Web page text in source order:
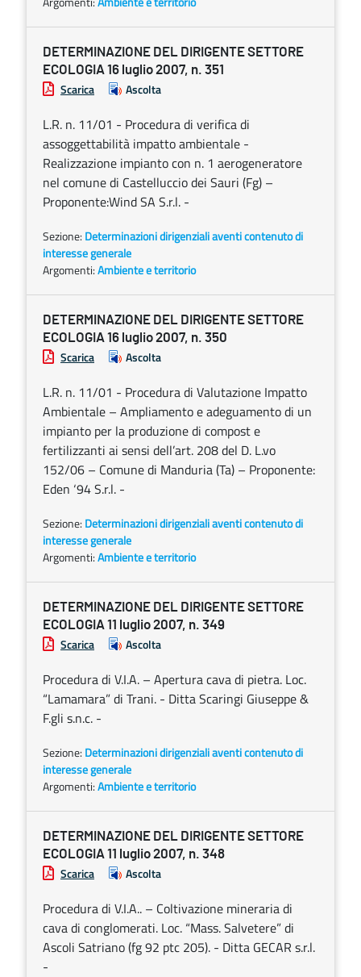
DETERMINAZIONE DEL DIRIGENTE SETTORE
ECOLOGIA 16 luglio 2007, n. 351
Scarica Ascolta
L.R. n. 11/01 - Procedura di verifica di
assoggettabilità impatto ambientale -
Realizzazione impianto con n. 1 aerogeneratore
nel comune di Castelluccio dei Sauri (Fg) –
Proponente:Wind SA S.r.l. -
Sezione: Determinazioni dirigenziali aventi contenuto di
interesse generale
Argomenti:Ambiente e territorio
DETERMINAZIONE DEL DIRIGENTE SETTORE
ECOLOGIA 16 luglio 2007, n. 350
Scarica Ascolta
L.R. n. 11/01 - Procedura di Valutazione Impatto
Ambientale – Ampliamento e adeguamento di un
impianto per la produzione di compost e
fertilizzanti ai sensi dell’art. 208 del D. L.vo
152/06 – Comune di Manduria (Ta) – Proponente:
Eden ‘94 S.r.l. -
Sezione: Determinazioni dirigenziali aventi contenuto di
interesse generale
Argomenti:Ambiente e territorio
DETERMINAZIONE DEL DIRIGENTE SETTORE
ECOLOGIA 11 luglio 2007, n. 349
Scarica Ascolta
Procedura di V.I.A. – Apertura cava di pietra. Loc.
“Lamamara” di Trani. - Ditta Scaringi Giuseppe &
F.gli s.n.c. -
Sezione: Determinazioni dirigenziali aventi contenuto di
interesse generale
Argomenti:Ambiente e territorio
DETERMINAZIONE DEL DIRIGENTE SETTORE
ECOLOGIA 11 luglio 2007, n. 348
Scarica Ascolta
Procedura di V.I.A.. – Coltivazione mineraria di
cava di conglomerati. Loc. “Mass. Salvetere” di
Ascoli Satriano (fg 92 ptc 205). - Ditta GECAR s.r.l.
-